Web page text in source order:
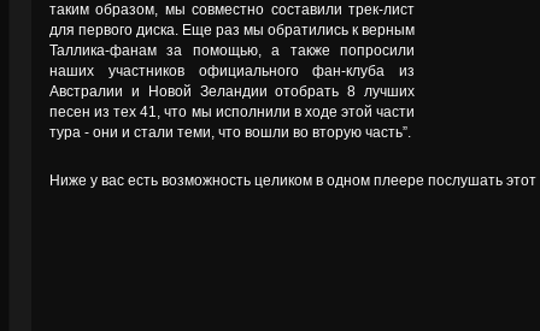
таким образом, мы совместно составили трек-лист
для первого диска. Еще раз мы обратились к верным
Таллика-фанам за помощью, а также попросили
наших участников официального фан-клуба из
Австралии и Новой Зеландии отобрать 8 лучших
песен из тех 41, что мы исполнили в ходе этой части
тура - они и стали теми, что вошли во вторую часть”.
Ниже у вас есть возможность целиком в одном плеере послушать